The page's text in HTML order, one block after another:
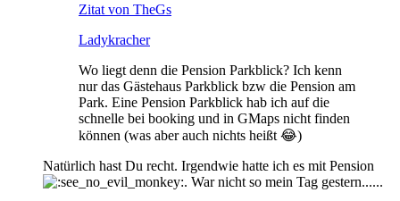
Zitat von TheGs
Ladykracher
Wo liegt denn die Pension Parkblick? Ich kenn
nur das Gästehaus Parkblick bzw die Pension am
Park. Eine Pension Parkblick hab ich auf die
schnelle bei booking und in GMaps nicht finden
können (was aber auch nichts heißt 😂)
Natürlich hast Du recht. Irgendwie hatte ich es mit Pension
. War nicht so mein Tag gestern......